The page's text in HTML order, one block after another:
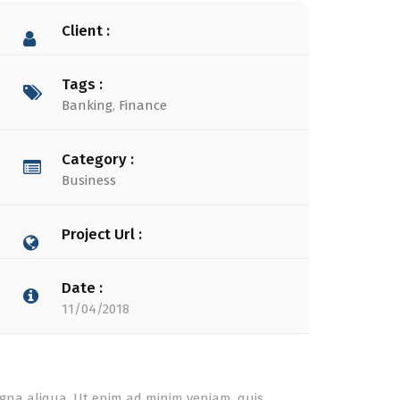
Client :
Tags :
Banking, Finance
Category :
Business
Project Url :
Date :
11/04/2018